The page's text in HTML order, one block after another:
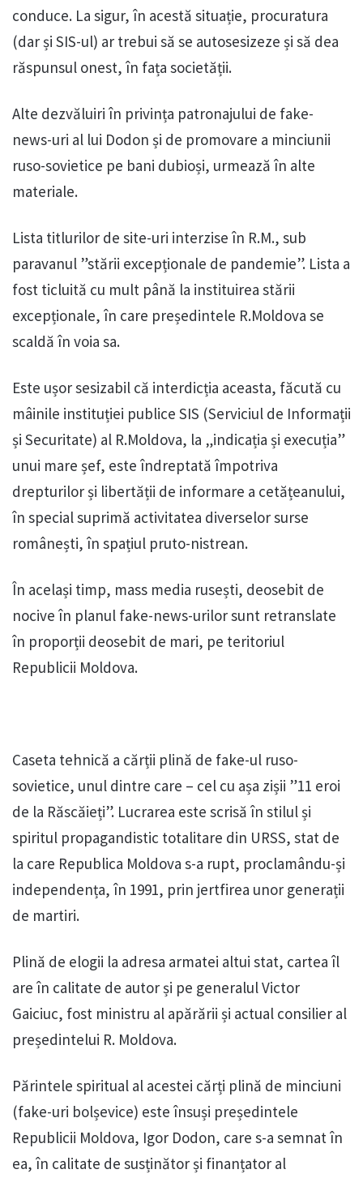
conduce. La sigur, în acestă situație, procuratura
(dar și SIS-ul) ar trebui să se autosesizeze și să dea
răspunsul onest, în fața societății.
Alte dezvăluiri în privința patronajului de fake-
news-uri al lui Dodon și de promovare a minciunii
ruso-sovietice pe bani dubioși, urmează în alte
materiale.
Lista titlurilor de site-uri interzise în R.M., sub
paravanul ”stării excepționale de pandemie”. Lista a
fost ticluită cu mult până la instituirea stării
excepționale, în care președintele R.Moldova se
scaldă în voia sa.
Este ușor sesizabil că interdicția aceasta, făcută cu
mâinile instituției publice SIS (Serviciul de Informații
și Securitate) al R.Moldova, la „indicația și execuția”
unui mare șef, este îndreptată împotriva
drepturilor și libertății de informare a cetățeanului,
în special suprimă activitatea diverselor surse
românești, în spațiul pruto-nistrean.
În același timp, mass media rusești, deosebit de
nocive în planul fake-news-urilor sunt retranslate
în proporții deosebit de mari, pe teritoriul
Republicii Moldova.
Caseta tehnică a cărții plină de fake-ul ruso-
sovietice, unul dintre care – cel cu așa zișii ”11 eroi
de la Răscăieți”. Lucrarea este scrisă în stilul și
spiritul propagandistic totalitare din URSS, stat de
la care Republica Moldova s-a rupt, proclamându-și
independența, în 1991, prin jertfirea unor generații
de martiri.
Plină de elogii la adresa armatei altui stat, cartea îl
are în calitate de autor și pe generalul Victor
Gaiciuc, fost ministru al apărării și actual consilier al
președintelui R. Moldova.
Părintele spiritual al acestei cărți plină de minciuni
(fake-uri bolșevice) este însuși președintele
Republicii Moldova, Igor Dodon, care s-a semnat în
ea, în calitate de susținător și finanțator al